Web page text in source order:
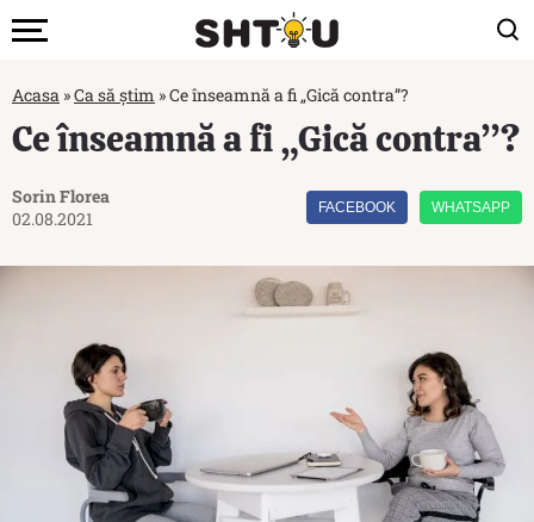
Acasa »Ca să știm »Ce înseamnă a fi „Gică contra”?
Ce înseamnă a fi „Gică contra”?
Sorin Florea
02.08.2021
FACEBOOK WHATSAPP